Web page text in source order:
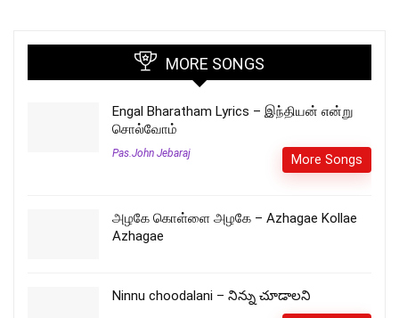
MORE SONGS
Engal Bharatham Lyrics – இந்தியன் என்று
சொல்வோம்
Pas.John Jebaraj More Songs
அழகே கொள்ளை அழகே – Azhagae Kollae
Azhagae
Ninnu choodalani – నిన్ను చూడాలని